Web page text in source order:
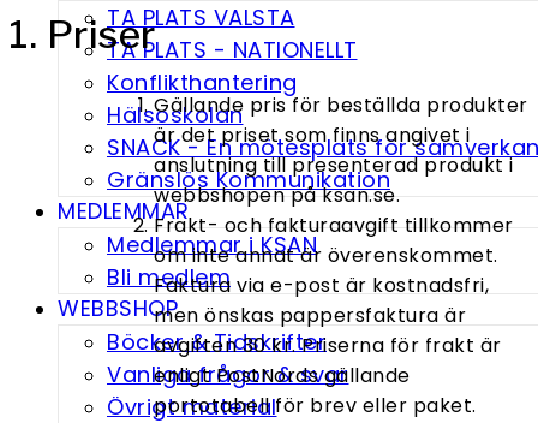
TA PLATS VALSTA
TA PLATS - NATIONELLT
Konflikthantering
Hälsoskolan
SNACK - En möte­splats för
Gränslös Kommunikation
MEDLEMMAR
Medlemmar i KSAN
Bli medlem
WEBBSHOP
Böcker & Tidskrifter
Vanliga frågor & svar
Övrigt material
1. Priser
Gällande pris för beställda produkter
är det priset som finns angivet i
anslutning till presenterad produkt i
webbshopen på ksan.se.
Frakt- och fakturaavgift tillkommer
om inte annat är överenskommet.
Faktura via e-post är kostnadsfri,
men önskas pappersfaktura är
avgiften 30 kr. Priserna för frakt är
enligt PostNords gällande
portotabell för brev eller paket.